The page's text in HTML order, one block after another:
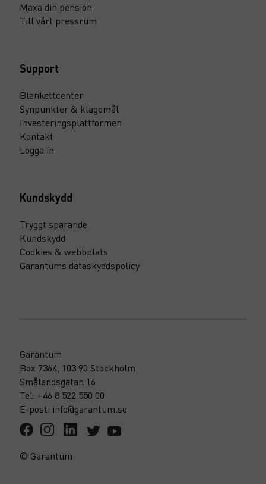
Maxa din pension
Till vårt pressrum
Support
Blankettcenter
Synpunkter & klagomål
Investeringsplattformen
Kontakt
Logga in
Kundskydd
Tryggt sparande
Kundskydd
Cookies & webbplats
Garantums dataskyddspolicy
Garantum
Box 7364, 103 90 Stockholm
Smålandsgatan 16
Tel: +46 8 522 550 00
E-post: info@garantum.se
© Garantum